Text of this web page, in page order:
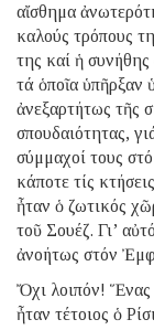
αἴσθημα
καλούς τρόπους
της καί ἡ συνήθης
τά ὁποῖα ὑπῆρξαν
ἀνεξαρτήτως τῆς
σπουδαιότητας,
σύμμαχοί τους
κάποτε τίς
ἦταν ὁ ζωτικός
τοῦ Σουέζ. Γι’
ἀνοήτως στόν
Ὄχι λοιπόν! Ἕνας
ἦταν τέτοιος ὁ